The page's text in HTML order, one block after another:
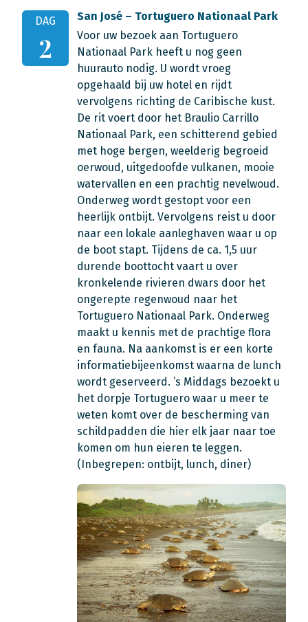
DAG
2
San José – Tortuguero Nationaal Park
Voor uw bezoek aan Tortuguero
Nationaal Park heeft u nog geen
huurauto nodig. U wordt vroeg
opgehaald bij uw hotel en rijdt
vervolgens richting de Caribische kust.
De rit voert door het Braulio Carrillo
Nationaal Park, een schitterend gebied
met hoge bergen, weelderig begroeid
oerwoud, uitgedoofde vulkanen, mooie
watervallen en een prachtig nevelwoud.
Onderweg wordt gestopt voor een
heerlijk ontbijt. Vervolgens reist u door
naar een lokale aanleghaven waar u op
de boot stapt. Tijdens de ca. 1,5 uur
durende boottocht vaart u over
kronkelende rivieren dwars door het
ongerepte regenwoud naar het
Tortuguero Nationaal Park. Onderweg
maakt u kennis met de prachtige flora
en fauna. Na aankomst is er een korte
informatiebijeenkomst waarna de lunch
wordt geserveerd. ’s Middags bezoekt u
het dorpje Tortuguero waar u meer te
weten komt over de bescherming van
schildpadden die hier elk jaar naar toe
komen om hun eieren te leggen.
(Inbegrepen: ontbijt, lunch, diner)